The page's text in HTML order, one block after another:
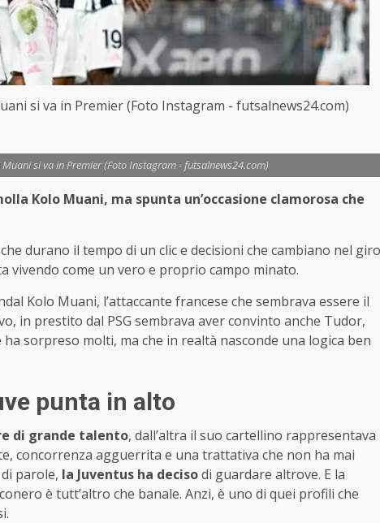
si va in Premier (Foto Instagram - futsalnews24.com)
si va in Premier (Foto Instagram - futsalnews24.com)
Kolo Muani, ma spunta un’occasione clamorosa che
durano il tempo di un clic e decisioni che cambiano nel giro
vivendo come un vero e proprio campo minato.
Kolo Muani, l’attaccante francese che sembrava essere il
in prestito dal PSG sembrava aver convinto anche Tudor,
sorpreso molti, ma che in realtà nasconde una logica ben
punta in alto
di grande talento, dall’altra il suo cartellino rappresentava
concorrenza agguerrita e una trattativa che non ha mai
parole, la Juventus ha decisodi guardare altrove. E la
è tutt’altro che banale. Anzi, è uno di quei profili che